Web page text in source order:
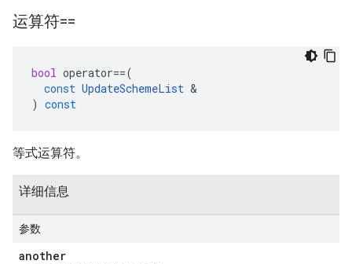
运算符==
bool operator==(
const UpdateSchemeList &
) const
等式运算符。
详细信息
参数
another